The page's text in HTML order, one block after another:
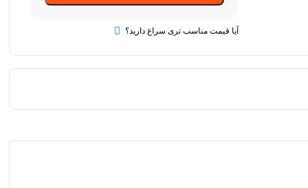
آیا قیمت مناسب تری سراغ دارید؟